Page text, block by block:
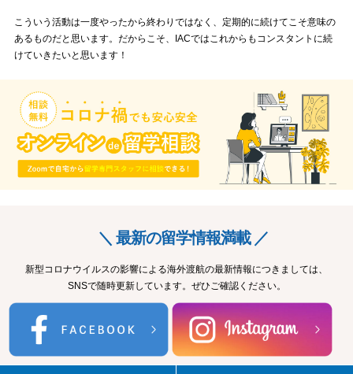
こういう活動は一度やったから終わりではなく、定期的に続けてこそ意味の
あるものだと思います。だからこそ、IACではこれからもコンスタントに続
けていきたいと思います！
＼ 最新の留学情報満載 ／
新型コロナウイルスの影響による海外渡航の最新情報につきましては、
SNSで随時更新しています。ぜひご確認ください。